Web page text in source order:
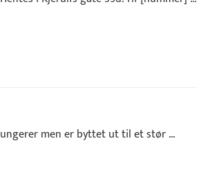
men er byttet ut til et stør ...